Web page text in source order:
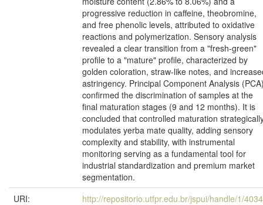
progressive reduction in caffeine, theobromine,
and free phenolic levels, attributed to oxidative
reactions and polymerization. Sensory analysis
revealed a clear transition from a "fresh-green"
profile to a "mature" profile, characterized by
golden coloration, straw-like notes, and
astringency. Principal Component Analysis
confirmed the discrimination of samples at the
final maturation stages (9 and 12 months). It is
concluded that controlled maturation
modulates yerba mate quality, adding sensory
complexity and stability, with instrumental
monitoring serving as a fundamental tool for
industrial standardization and premium market
segmentation.
URI:
http://repositorio.utfpr.edu.br/jspui/handle/1/